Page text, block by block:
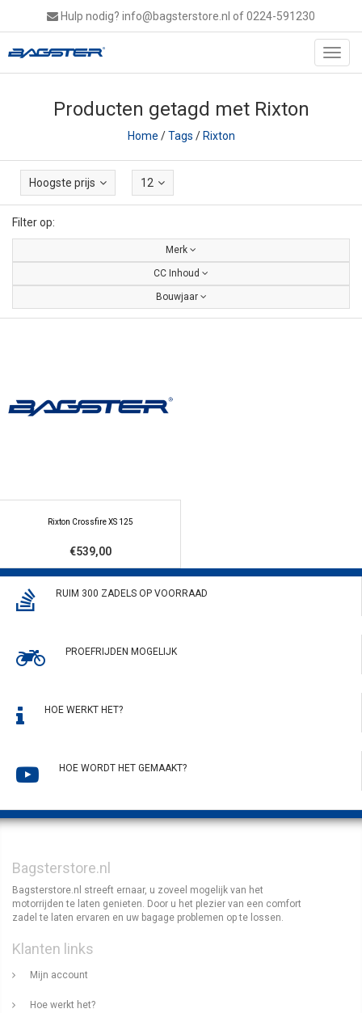
Hulp nodig? info@bagsterstore.nl of 0224-591230
Producten getagd met Rixton
Home /Tags /Rixton
Hoogste prijs 12
Filter op:
Merk
CC Inhoud
Bouwjaar
Rixton Crossfire XS 125
€539,00
RUIM 300 ZADELS OP VOORRAAD
PROEFRIJDEN MOGELIJK
HOE WERKT HET?
HOE WORDT HET GEMAAKT?
Bagsterstore.nl
Bagsterstore.nl streeft ernaar, u zoveel mogelijk van het
motorrijden te laten genieten. Door u het plezier van een comfort
zadel te laten ervaren en uw bagage problemen op te lossen.
Klanten links
Mijn account
Hoe werkt het?